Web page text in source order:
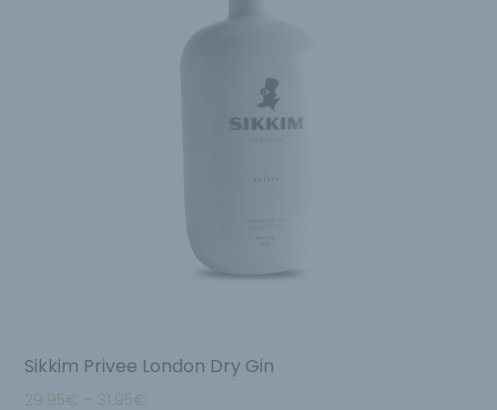
Sikkim Privee London Dry Gin
29.95€ – 31.95€